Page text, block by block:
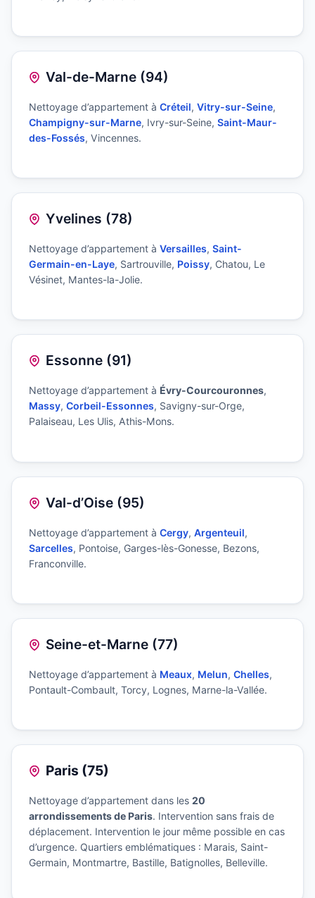
Val-de-Marne (94)
Nettoyage d’appartement à Créteil, Vitry-sur-Seine,
Champigny-sur-Marne, Ivry-sur-Seine, Saint-Maur-
des-Fossés, Vincennes.
Yvelines (78)
Nettoyage d’appartement à Versailles, Saint-
Germain-en-Laye, Sartrouville, Poissy, Chatou, Le
Vésinet, Mantes-la-Jolie.
Essonne (91)
Nettoyage d’appartement à Évry-Courcouronnes,
Massy, Corbeil-Essonnes, Savigny-sur-Orge,
Palaiseau, Les Ulis, Athis-Mons.
Val-d’Oise (95)
Nettoyage d’appartement à Cergy, Argenteuil,
Sarcelles, Pontoise, Garges-lès-Gonesse, Bezons,
Franconville.
Seine-et-Marne (77)
Nettoyage d’appartement à Meaux, Melun, Chelles,
Pontault-Combault, Torcy, Lognes, Marne-la-Vallée.
Paris (75)
Nettoyage d’appartement dans les 20
arrondissements de Paris. Intervention sans frais de
déplacement. Intervention le jour même possible en cas
d’urgence. Quartiers emblématiques : Marais, Saint-
Germain, Montmartre, Bastille, Batignolles, Belleville.